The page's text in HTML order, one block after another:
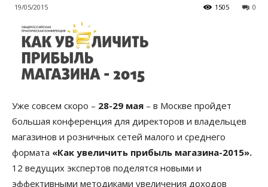
19/05/2015 0
1505
Уже совсем скоро – 28-29 мая – в Москве пройдет
большая конференция для директоров и владельцев
магазинов и розничных сетей малого и среднего
формата «Как увеличить прибыль магазина-2015».
12 ведущих экспертов поделятся новыми и
эффективными методиками увеличения доходов